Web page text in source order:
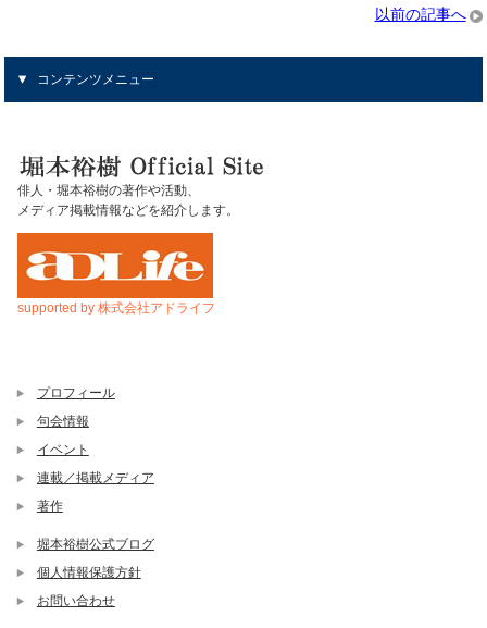
以前の記事へ
コンテンツメニュー
俳人・堀本裕樹の著作や活動、
メディア掲載情報などを紹介します。
supported by 株式会社アドライフ
プロフィール
句会情報
イベント
連載／掲載メディア
著作
堀本裕樹公式ブログ
個人情報保護方針
お問い合わせ